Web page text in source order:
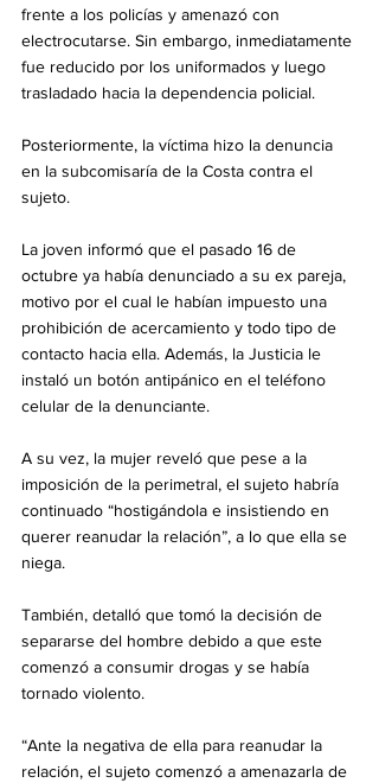
frente a los policías y amenazó con
electrocutarse. Sin embargo, inmediatamente
fue reducido por los uniformados y luego
trasladado hacia la dependencia policial.
Posteriormente, la víctima hizo la denuncia
en la subcomisaría de la Costa contra el
sujeto.
La joven informó que el pasado 16 de
octubre ya había denunciado a su ex pareja,
motivo por el cual le habían impuesto una
prohibición de acercamiento y todo tipo de
contacto hacia ella. Además, la Justicia le
instaló un botón antipánico en el teléfono
celular de la denunciante.
A su vez, la mujer reveló que pese a la
imposición de la perimetral, el sujeto habría
continuado “hostigándola e insistiendo en
querer reanudar la relación”, a lo que ella se
niega.
También, detalló que tomó la decisión de
separarse del hombre debido a que este
comenzó a consumir drogas y se había
tornado violento.
“Ante la negativa de ella para reanudar la
relación, el sujeto comenzó a amenazarla de